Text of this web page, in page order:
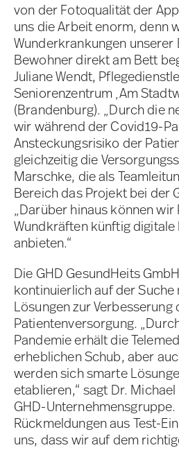
von der Fotoqualität der
uns die Arbeit enorm, denn
Wunderkrankungen unserer
Bewohner direkt am Bett
Juliane Wendt,
Seniorenzentrum ‚Am
(Brandenburg). „Durch die
wir während der Covid19-
Ansteckungsrisiko der
gleichzeitig die
Marschke, die als
Bereich das Projekt bei der
„Darüber hinaus können wir
Wundkräften künftig
anbieten.“
Die GHD GesundHeits
kontinuierlich auf der
Lösungen zur Verbesserung
Patientenversorgung.
Pandemie erhält die
erheblichen Schub, aber
werden sich smarte
etablieren,“ sagt Dr.
GHD-Unternehmensgruppe.
Rückmeldungen aus Test-
uns, dass wir auf dem